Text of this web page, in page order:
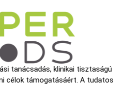
tanácsadás, klinikai tisztaságú
célok támogatásáért. A tudatos